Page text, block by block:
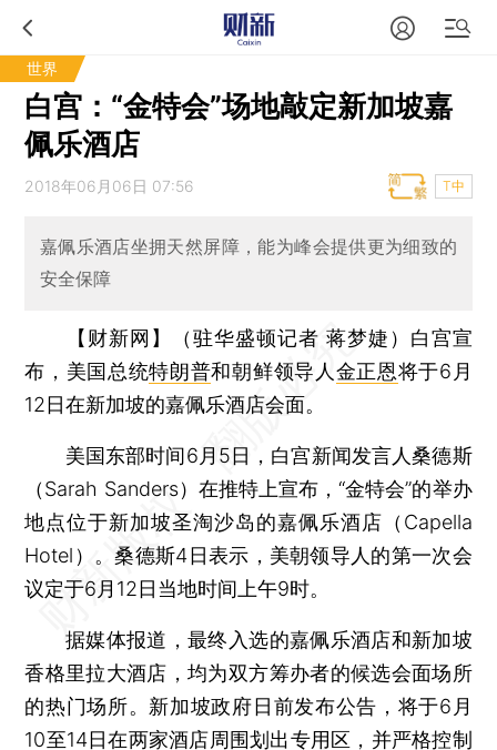
世界
白宫：“金特会”场地敲定新加坡嘉
佩乐酒店
2018年06月06日 07:56 T中
嘉佩乐酒店坐拥天然屏障，能为峰会提供更为细致的
安全保障
【财新网】（驻华盛顿记者 蒋梦婕） 白宫宣
布，美国总统特朗普和朝鲜领导人 金正恩将于6月
12日在新加坡的嘉佩乐酒店会面。
美国东部时间6月5日，白宫新闻发言人桑德斯
（Sarah Sanders）在推特上宣布，“金特会”的举办
地点位于新加坡圣淘沙岛的嘉佩乐酒店（Capella
Hotel）。桑德斯4日表示，美朝领导人的第一次会
议定于6月12日当地时间上午9时。
据媒体报道，最终入选的嘉佩乐酒店和新加坡
香格里拉大酒店，均为双方筹办者的候选会面场所
的热门场所。新加坡政府日前发布公告，将于6月
10至14日在两家酒店周围划出专用区，并严格控制